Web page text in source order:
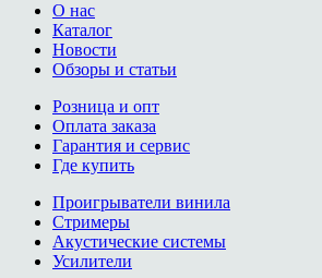
О нас
Каталог
Новости
Обзоры и статьи
Розница и опт
Оплата заказа
Гарантия и сервис
Где купить
Проигрыватели винила
Стримеры
Акустические системы
Усилители